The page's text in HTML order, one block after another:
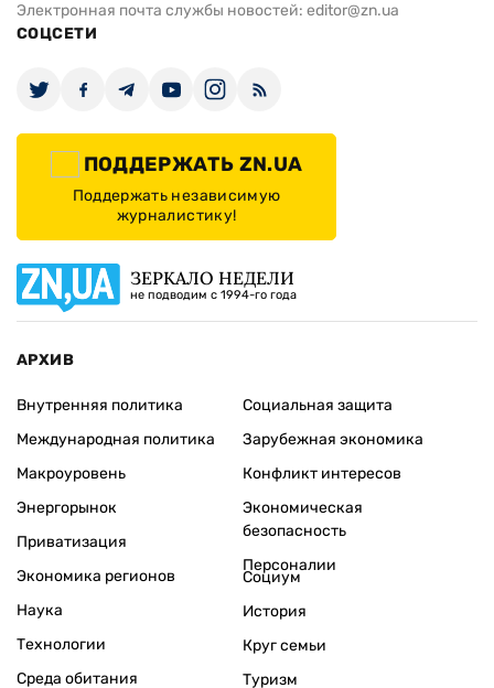
Электронная почта службы новостей: editor@zn.ua
СОЦСЕТИ
ПОДДЕРЖАТЬ ZN.UA
Поддержать независимую
журналистику!
ЗЕРКАЛО НЕДЕЛИ
не подводим с 1994-го года
АРХИВ
Внутренняя политика
Международная политика
Макроуровень
Энергорынок
Приватизация
Экономика регионов
Социальная защита
Зарубежная экономика
Конфликт интересов
Экономическая
безопасность
Персоналии
Наука
Технологии
Среда обитания
Социум
История
Круг семьи
Туризм